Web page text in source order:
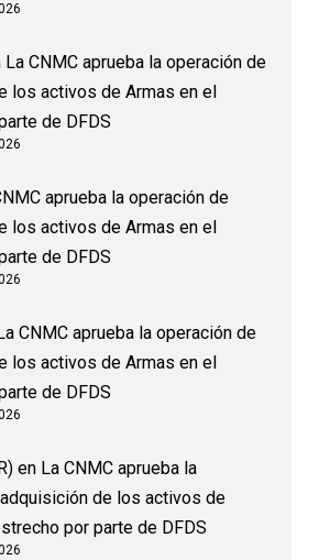
La CNMC aprueba la operación de
los activos de Armas en el
de DFDS
aprueba la operación de
los activos de Armas en el
de DFDS
La CNMC aprueba la operación de
los activos de Armas en el
de DFDS
en La CNMC aprueba la
de los activos de
por parte de DFDS